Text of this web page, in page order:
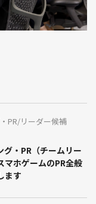
PR/リーダー候補
グ・PR（チームリー
マホゲームのPR全般
ます